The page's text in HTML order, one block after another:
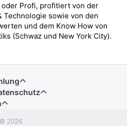
oder Profi, profitiert von der
Technologie sowie von den
und dem Know How von
(Schwaz und New York City).
2026